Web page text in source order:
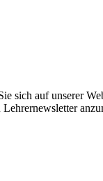
auf unserer